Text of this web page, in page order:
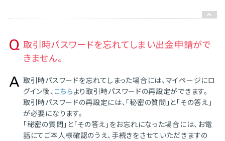
取引時パスワードを忘れてしまい出金申請がで
きません。
取引時パスワードを忘れてしまった場合には、マイページにロ
グイン後、 こちらより取引時パスワードの再設定ができます。
取引時パスワードの再設定には、「秘密の質問」と「その答え」
が必要になります。
「秘密の質問」と「その答え」をお忘れになった場合には、お電
話にてご本人様確認のうえ、手続きをさせていただきますの